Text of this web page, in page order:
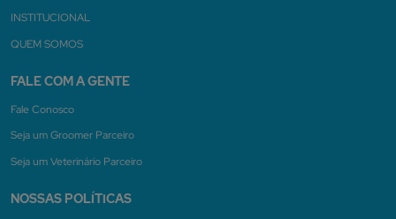
INSTITUCIONAL
QUEM SOMOS
FALE COM A GENTE
Fale Conosco
Seja um Groomer Parceiro
Seja um Veterinário Parceiro
NOSSAS POLÍTICAS